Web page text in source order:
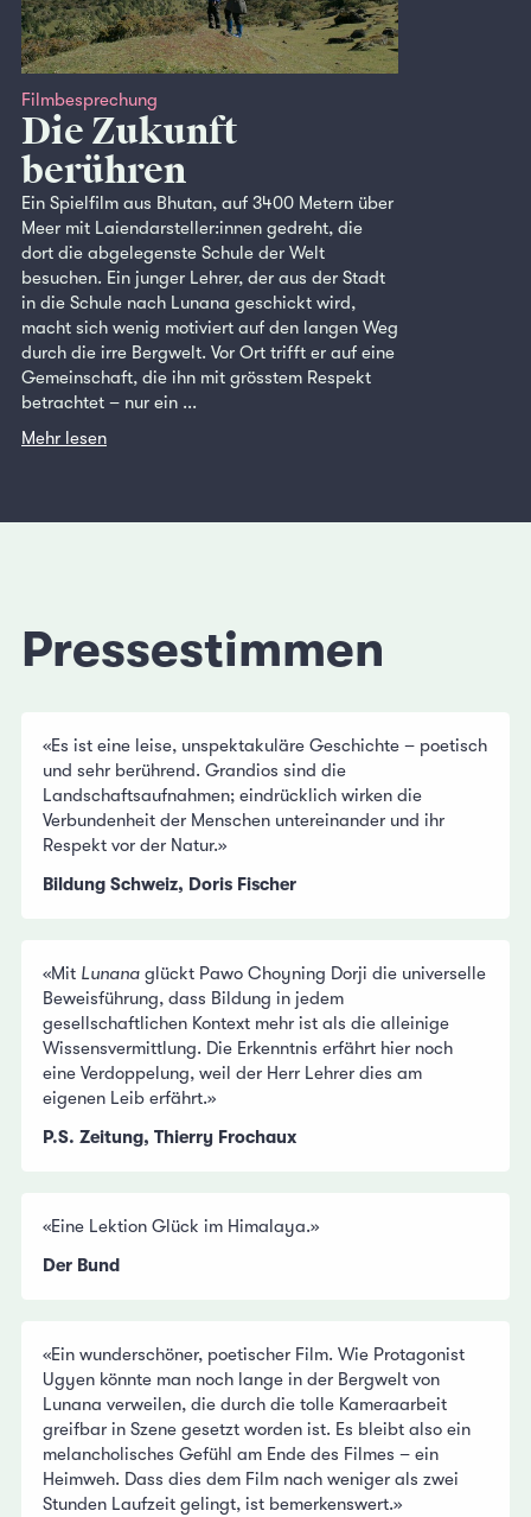
Filmbesprechung
Die Zukunft
berühren
Ein Spielfilm aus Bhutan, auf 3400 Metern über
Meer mit Laiendarsteller:innen gedreht, die
dort die abgelegenste Schule der Welt
besuchen. Ein junger Lehrer, der aus der Stadt
in die Schule nach Lunana geschickt wird,
macht sich wenig motiviert auf den langen Weg
durch die irre Bergwelt. Vor Ort trifft er auf eine
Gemeinschaft, die ihn mit grösstem Respekt
betrachtet – nur ein ...
Mehr lesen
Pressestimmen
«Es ist eine leise, unspektakuläre Geschichte – poetisch
und sehr berührend. Grandios sind die
Landschaftsaufnahmen; eindrücklich wirken die
Verbundenheit der Menschen untereinander und ihr
Respekt vor der Natur.»
Bildung Schweiz, Doris Fischer
«Mit Lunana glückt Pawo Choyning Dorji die universelle
Beweisführung, dass Bildung in jedem
gesellschaftlichen Kontext mehr ist als die alleinige
Wissensvermittlung. Die Erkenntnis erfährt hier noch
eine Verdoppelung, weil der Herr Lehrer dies am
eigenen Leib erfährt.»
P.S. Zeitung, Thierry Frochaux
«Eine Lektion Glück im Himalaya.»
Der Bund
«Ein wunderschöner, poetischer Film. Wie Protagonist
Ugyen könnte man noch lange in der Bergwelt von
Lunana verweilen, die durch die tolle Kameraarbeit
greifbar in Szene gesetzt worden ist. Es bleibt also ein
melancholisches Gefühl am Ende des Filmes – ein
Heimweh. Dass dies dem Film nach weniger als zwei
Stunden Laufzeit gelingt, ist bemerkenswert.»